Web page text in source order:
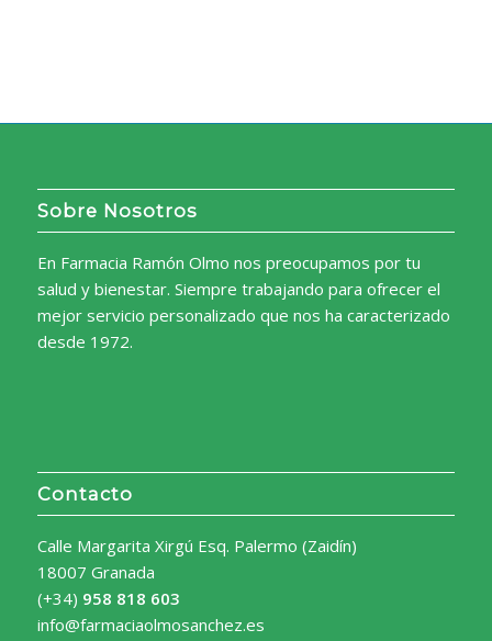
Sobre Nosotros
En Farmacia Ramón Olmo nos preocupamos por tu
salud y bienestar. Siempre trabajando para ofrecer el
mejor servicio personalizado que nos ha caracterizado
desde 1972.
Contacto
Calle Margarita Xirgú Esq. Palermo (Zaidín)
18007 Granada
(+34) 958 818 603
info@farmaciaolmosanchez.es